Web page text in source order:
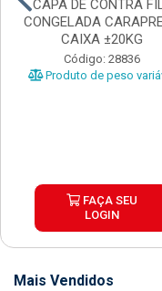
CAPA DE CONTRA
CONGELADA
CAIXA ±20KG
Código: 28836
Produto de peso
FAÇA SEU
LOGIN
Mais Vendidos